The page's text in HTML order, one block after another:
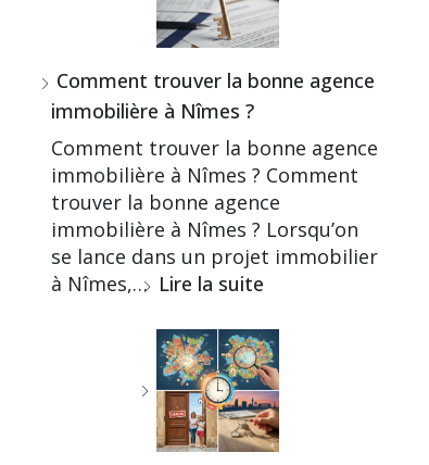
Comment trouver la bonne agence
immobilière à Nîmes ?
Comment trouver la bonne agence
immobilière à Nîmes ? Comment
trouver la bonne agence
immobilière à Nîmes ? Lorsqu’on
se lance dans un projet immobilier
à Nîmes,… Lire la suite